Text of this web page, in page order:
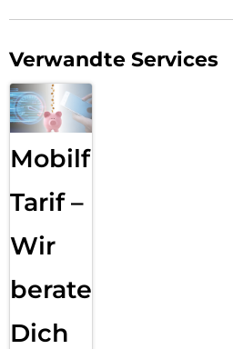
Verwandte Services
Mobilfunk
Tarif –
Wir
beraten
Dich